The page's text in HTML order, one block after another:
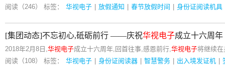
阅读（246） 标签： 华视电子 放假通知 春节放假时间 身份证阅读机具
[集团动态]不忘初心,砥砺前行 ——庆祝华视电子成立十六周年
2018年2月8日,华视电子成立十六周年,回首往事,感恩前行,华视电子将继续
阅读（108） 标签： 华视电子 身份证阅读器 智慧警务 出入境发证机